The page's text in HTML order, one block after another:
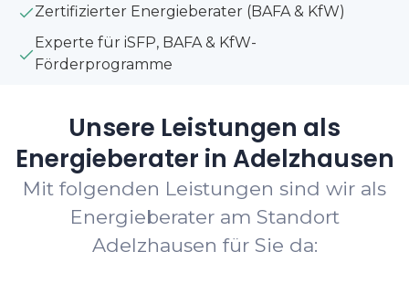
Zertifizierter Energieberater (BAFA & KfW)
Experte für iSFP, BAFA & KfW-
Förderprogramme
Unsere Leistungen als
Energieberater in Adelzhausen
Mit folgenden Leistungen sind wir als
Energieberater am Standort
Adelzhausen für Sie da: